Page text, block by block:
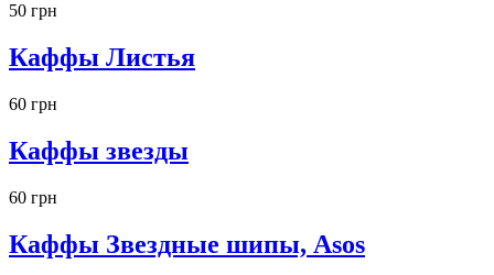
50 грн
Каффы Листья
60 грн
Каффы звезды
60 грн
Каффы Звездные шипы, Asos